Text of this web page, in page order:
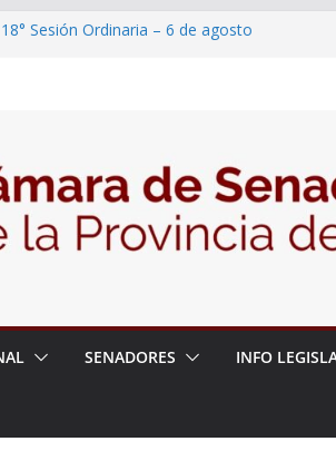
18° Sesión Ordinaria – 6 de agosto
Expte. Nº 90-34.516/2026 – 06/08/26 – Créase
de Protección y Control Vegetal
SENADORES INFO